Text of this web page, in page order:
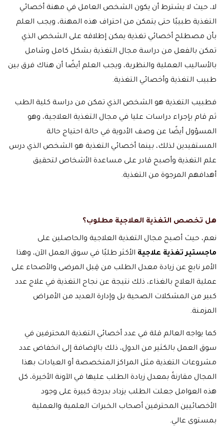
لا، حيث لا يشترط أن يكون الشخص العامل في مهنة أخصائي
التغذية طبيبًا حتى يتمكن من احتراف هذه المهنة، ويجب العلم
بأن مصطلح أخصائي تغذية يمكن إطلاقه على الشخص الذي
تمكن بالفعل من دراسة مجال التغذية بشكل كامل وشامل
بالأساليب العملية والنظرية، ويجب العلم أيضًا أن هناك فرق بين
طبيب التغذية وأخصائي التغذية.
فطبيب التغذية هو الشخص الذي تمكن من دراسة كلية الطب
ثم قام بإجراء دراسات عليا في مجال التغذية العلاجية، وهو
المسؤول أيضًا عن وصف الأدوية في حالة احتياج حالة
المستفيدين لذلك، بينما أخصائي التغذية هو الشخص الذي درس
علم التغذية وأصبح قادر على مساعدة الأشخاص لتحقيق
أهدافهم المرجوة من التغذية.
هل تخصص التغذية العلاجية مطلوب؟
نعم، حيث أصبح مجال التغذية العلاجية والحاصلين على
ماجستير تغذية علاجية الأكثر طلبًا في سوق العمل الآن، وهذا
الأمر نابع عن زيادة معدل الطلب من قِبل المرضى والأصحاء على
عملية العلاج بالغذاء، ذلك نتيجة عن نجاح التغذية في علاج عدد
كبير من المشكلات الصحية بل وإدارة العديد من الأمراض
المزمنة.
كما يواجه العالم قلة في عدد أخصائي التغذية المحترفين في
سوق العمل بالكثير من الدول، ذلك بالإضافة إلى انخفاض عدد
مشروعات التغذية مثل المراكز المتخصصة أو العيادات بهذا
المجال مقارنةً بمعدل زيادة الطلب عليها في الآونة الأخيرة، كل
هذه العوامل جعلت الطلب يزداد بدرجة كبيرة على وجود
الأخصائيين المحترفين أصحاب الخبرات العلمية والعملية
بمستوى عالي.